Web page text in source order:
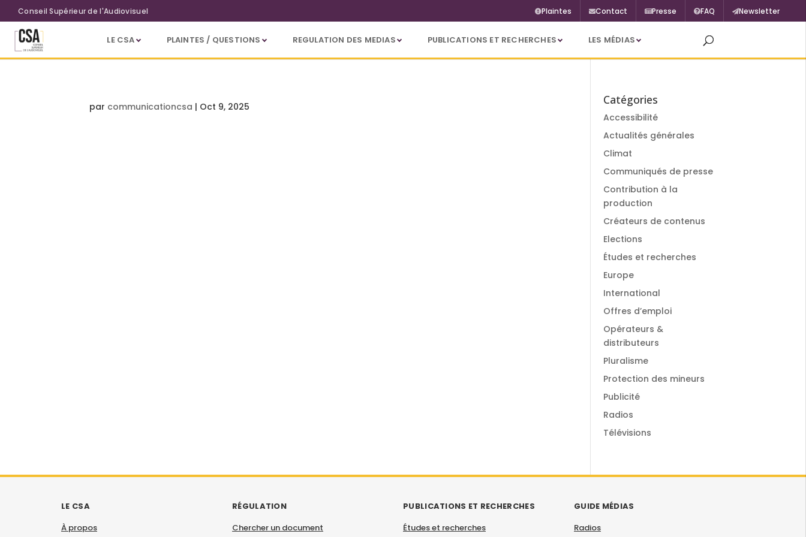
Aller au contenu principal
Conseil Supérieur de l'Audiovisuel Plaintes Contact Presse FAQ Newsletter
LE CSA PLAINTES / QUESTIONS REGULATION DES MEDIAS PUBLICATIONS ET RECHERCHES LES MÉDIAS
par communicationcsa | Oct 9, 2025 Catégories
Accessibilité
Actualités générales
Climat
Communiqués de presse
Contribution à la
production
Créateurs de contenus
Elections
Études et recherches
Europe
International
Offres d’emploi
Opérateurs &
distributeurs
Pluralisme
Protection des mineurs
Publicité
Radios
Télévisions
LE CSA
À propos
RÉGULATION
Chercher un document
PUBLICATIONS ET RECHERCHES
Études et recherches
GUIDE MÉDIAS
Radios